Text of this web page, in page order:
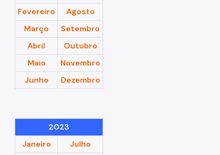
Programa Humanização
Brinquedoteca Betinho
Sala de Meditação
Educação em Saúde
Programa de Qualidade
Notícias
Fevereiro
Agosto
Março
Setembro
Abril
Outubro
Maio
Novembro
Junho
Dezembro
2023
Janeiro
Julho